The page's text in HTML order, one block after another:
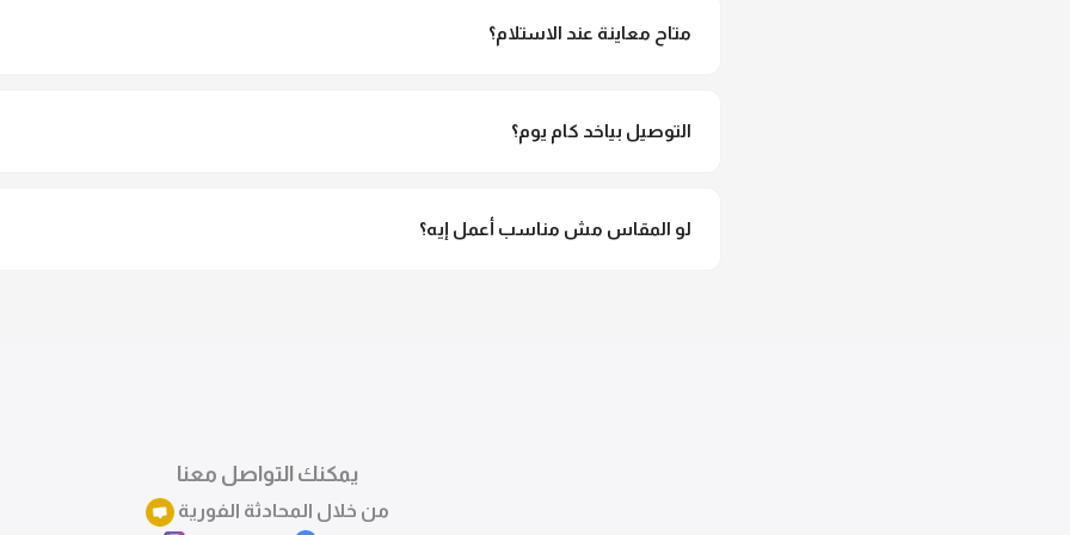
متاح معاينة عند الاستلام؟
التوصيل بياخد كام يوم؟
لو المقاس مش مناسب أعمل إيه؟
يمكنك التواصل معنا
من خلال المحادثة الفورية